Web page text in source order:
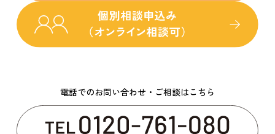
電話でのお問い合わせ・ご相談はこちら